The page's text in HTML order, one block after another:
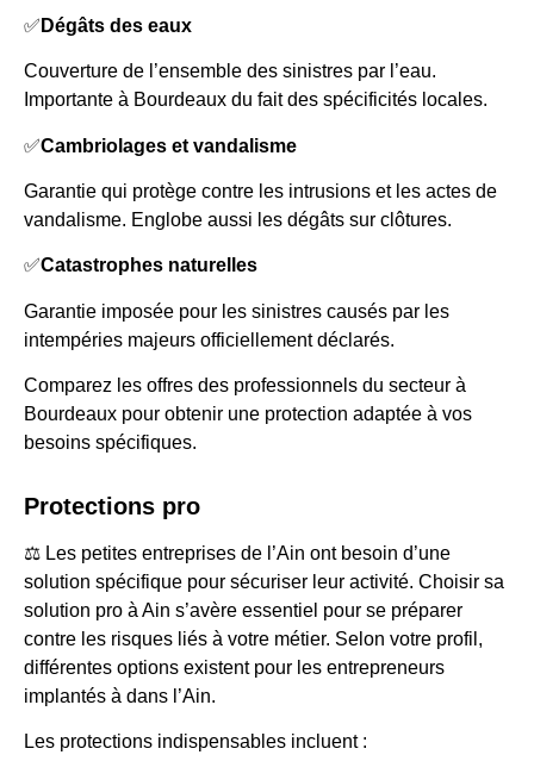
✅ Dégâts des eaux
Couverture de l’ensemble des sinistres par l’eau.
Importante à Bourdeaux du fait des spécificités locales.
✅Cambriolages et vandalisme
Garantie qui protège contre les intrusions et les actes de
vandalisme. Englobe aussi les dégâts sur clôtures.
✅Catastrophes naturelles
Garantie imposée pour les sinistres causés par les
intempéries majeurs officiellement déclarés.
Comparez les offres des professionnels du secteur à
Bourdeaux pour obtenir une protection adaptée à vos
besoins spécifiques.
Protections pro
⚖️ Les petites entreprises de l’Ain ont besoin d’une
solution spécifique pour sécuriser leur activité. Choisir sa
solution pro à Ain s’avère essentiel pour se préparer
contre les risques liés à votre métier. Selon votre profil,
différentes options existent pour les entrepreneurs
implantés à dans l’Ain.
Les protections indispensables incluent :